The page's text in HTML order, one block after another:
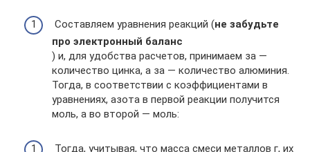
Составляем уравнения реакций (не забудьте
про электронный баланс
) и, для удобства расчетов, принимаем за —
количество цинка, а за — количество алюминия.
Тогда, в соответствии с коэффициентами в
уравнениях, азота в первой реакции получится
моль, а во второй — моль:
Тогда, учитывая, что масса смеси металлов г, их